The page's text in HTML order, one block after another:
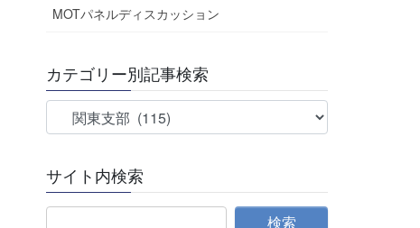
MOTパネルディスカッション
カテゴリー別記事検索
カ
テ
リ
ー
サイト内検索